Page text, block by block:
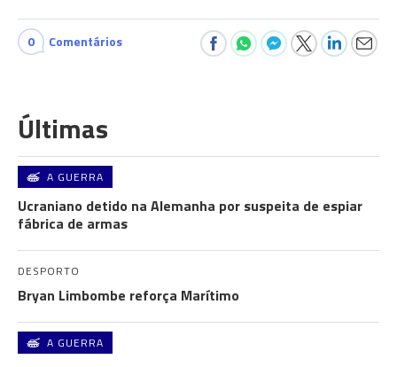
0 Comentários
Últimas
A GUERRA
Ucraniano detido na Alemanha por suspeita de espiar
fábrica de armas
DESPORTO
Bryan Limbombe reforça Marítimo
A GUERRA